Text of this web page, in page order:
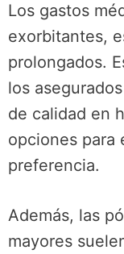
Los gastos
exorbitantes,
prolongados.
los
de calidad en
opciones para
preferencia.
Además, las
mayores